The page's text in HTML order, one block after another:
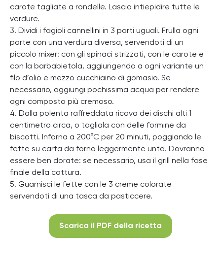
carote tagliate a rondelle. Lascia intiepidire tutte le
verdure.
3. Dividi i fagioli cannellini in 3 parti uguali. Frulla ogni
parte con una verdura diversa, servendoti di un
piccolo mixer: con gli spinaci strizzati, con le carote e
con la barbabietola, aggiungendo a ogni variante un
filo d’olio e mezzo cucchiaino di gomasio. Se
necessario, aggiungi pochissima acqua per rendere
ogni composto più cremoso.
4. Dalla polenta raffreddata ricava dei dischi alti 1
centimetro circa, o tagliala con delle formine da
biscotti. Inforna a 200°C per 20 minuti, poggiando le
fette su carta da forno leggermente unta. Dovranno
essere ben dorate: se necessario, usa il grill nella fase
finale della cottura.
5. Guarnisci le fette con le 3 creme colorate
servendoti di una tasca da pasticcere.
Scarica il PDF della ricetta